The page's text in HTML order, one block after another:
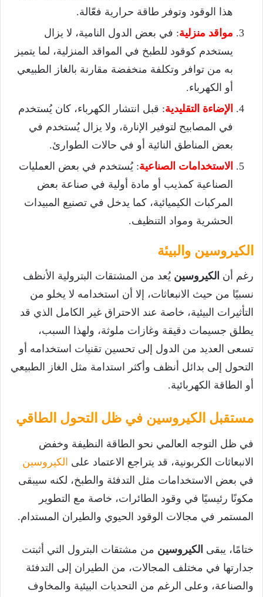
هذا الوقود وتوفر طاقة حرارية فعّالة.
مواقد منزلية: في بعض الدول النامية، لا يزال
يستخدم كوقود للطبخ في المواقد المنزلية، لما يتميز
به من توافر وتكلفة منخفضة مقارنة بالغاز الطبيعي
أو الكهرباء.
الإضاءة التقليدية: قبل انتشار الكهرباء، كان يُستخدم
في المصابيح لتوفير الإنارة، ولا يزال يُستخدم في
بعض المناطق النائية أو في حالات الطوارئ.
الاستخدامات الصناعية: يُستخدم في بعض العمليات
الصناعية كمذيب أو مادة أولية في صناعة بعض
المركبات الكيميائية، كما يدخل في تصنيع المبيدات
الحشرية ومواد التنظيف.
الكيروسين والبيئة
رغم أن الكيروسين يُعد من المشتقات البترولية الأنظف
نسبيًا من حيث الانبعاثات، إلا أن استخدامه لا يخلو من
التأثيرات البيئية، خاصة عند الاحتراق غير الكامل الذي قد
يطلق جسيمات دقيقة وغازات ملوثة، ولهذا السبب،
تسعى العديد من الدول إلى تحسين تقنيات استخدامه أو
التحول إلى بدائل أنظف وأكثر استدامة مثل الغاز الطبيعي
أو الطاقة الكهربائية.
مستقبل الكيروسين في ظل التحول الطاقي
في ظل التوجه العالمي نحو الطاقة النظيفة وخفض
الانبعاثات الكربونية، قد يتراجع الاعتماد على الكيروسين
في بعض الاستخدامات مثل التدفئة والطبخ، لكنه سيبقى
مكونًا رئيسيًا في وقود الطائرات، خاصة مع التطوير
المستمر في مجالات الوقود الحيوي والطيران المستدام.
ختامًا، يبقى الكيروسين من مشتقات البترول التي أثبتت
جدارتها في مختلف المجالات، من الطيران إلى التدفئة
والصناعة، وعلى الرغم من التحديات البيئية والمخاوف